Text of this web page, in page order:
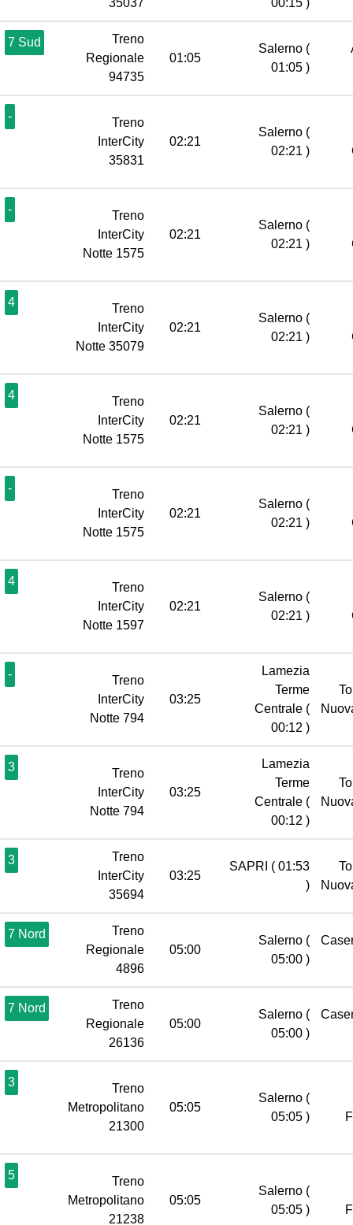
35037
00:15 )
7 Sud
Treno
Regionale
94735
01:05
Salerno (
01:05 )
-
Treno
InterCity
35831
02:21
Salerno (
02:21 )
-
Treno
InterCity
Notte 1575
02:21
Salerno (
02:21 )
4
Treno
InterCity
Notte 35079
02:21
Salerno (
02:21 )
4
Treno
InterCity
Notte 1575
02:21
Salerno (
02:21 )
-
Treno
InterCity
Notte 1575
02:21
Salerno (
02:21 )
4
Treno
InterCity
Notte 1597
02:21
Salerno (
02:21 )
-
Treno
InterCity
Notte 794
03:25
Lamezia
Terme
Centrale (
00:12 )
3
Treno
InterCity
Notte 794
03:25
Lamezia
Terme
Centrale (
00:12 )
3
Treno
InterCity
35694
03:25
SAPRI ( 01:53
)
7 Nord
Treno
Regionale
4896
05:00
Salerno (
05:00 )
7 Nord
Treno
Regionale
26136
05:00
Salerno (
05:00 )
3
Treno
Metropolitano
21300
05:05
Salerno (
05:05 )
5
Treno
Metropolitano
21238
05:05
Salerno (
05:05 )